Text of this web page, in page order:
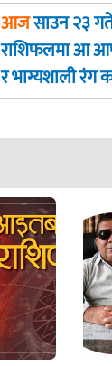
आजसाउन २३
राशिफलमा आ
र भाग्यशाली रंग